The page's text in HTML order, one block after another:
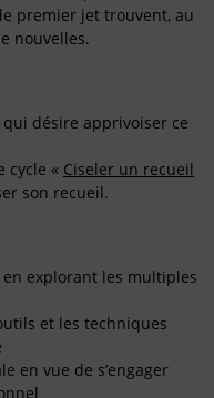
premier jet trouvent, au
nouvelles.
qui désire apprivoiser ce
cycle « Ciseler un recueil
son recueil.
explorant les multiples
et les techniques
en vue de s’engager